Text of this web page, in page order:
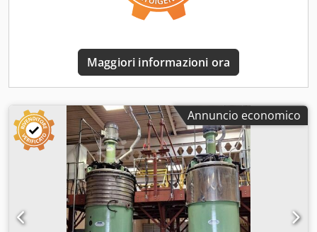
Maggiori informazioni ora
Annuncio economico